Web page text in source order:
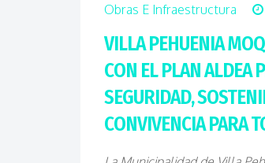
Obras E Infraestructura
VILLA PEHUENIA
CON EL PLAN ALDEA
SEGURIDAD,
CONVIVENCIA PARA